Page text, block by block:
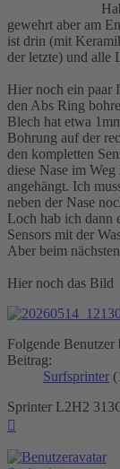
gewehrt aber am
ist drin (mit
der letzte) und alle
Hier noch ein paar
den Abs Ring
Blech hat etwa
Bohrung auf der
den kompletten
diese Nase im
angehängt. Ich
neben der Nase
Loch hab ich dann
Sensors mit der
Aber beim
Hier noch das Bild
Folgende
Beitrag:
Surfsprinter
Sprinter L2H2